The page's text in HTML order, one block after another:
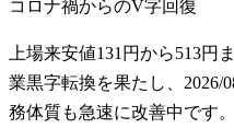
コロナ禍からのV字回復
上場来安値131円から513円
業黒字転換を果たし、2026/
務体質も急速に改善中です。